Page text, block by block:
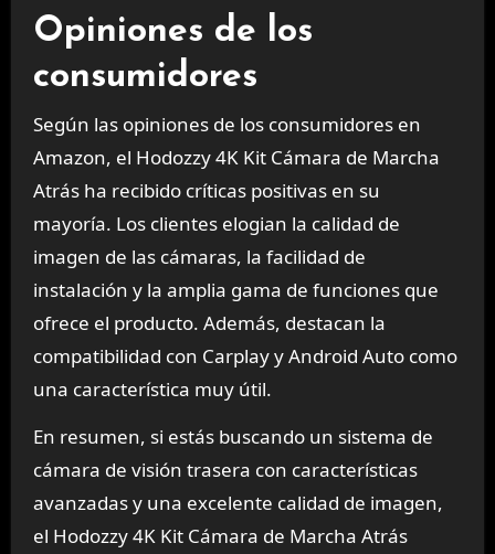
Opiniones de los
consumidores
Según las opiniones de los consumidores en
Amazon, el Hodozzy 4K Kit Cámara de Marcha
Atrás ha recibido críticas positivas en su
mayoría. Los clientes elogian la calidad de
imagen de las cámaras, la facilidad de
instalación y la amplia gama de funciones que
ofrece el producto. Además, destacan la
compatibilidad con Carplay y Android Auto como
una característica muy útil.
En resumen, si estás buscando un sistema de
cámara de visión trasera con características
avanzadas y una excelente calidad de imagen,
el Hodozzy 4K Kit Cámara de Marcha Atrás